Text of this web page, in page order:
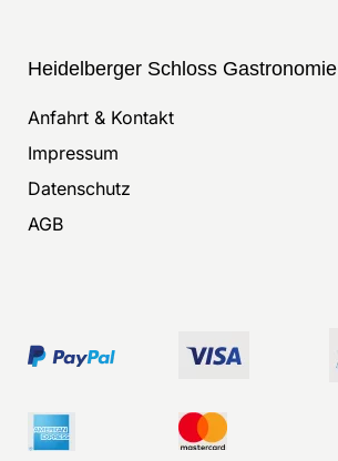
Heidelberger Schloss Gastronomie
Anfahrt & Kontakt
Impressum
Datenschutz
AGB